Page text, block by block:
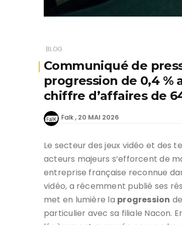
BLOG
Communiqué de
progression de 0,4 %
chiffre d’affaires de
Falk 20 MAI 2026
Le secteur des jeux vidéo et des
acteurs majeurs s’efforcent de
entreprise française reconnue
vidéo, a récemment publié ses
met en lumière la progression
particulier avec sa filiale Nacon.